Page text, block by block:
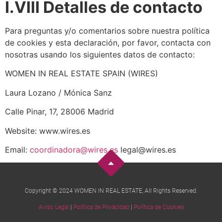
I.VIII Detalles de contacto
Para preguntas y/o comentarios sobre nuestra política
de cookies y esta declaración, por favor, contacta con
nosotras usando los siguientes datos de contacto:
WOMEN IN REAL ESTATE SPAIN (WIRES)
Laura Lozano / Mónica Sanz
Calle Pinar, 17, 28006 Madrid
Website: www.wires.es
Email: coordinadora@wires.es legal@wires.es
Copyright © 2024 WOMEN IN REAL ESTATE, All Rights Reserved.
Aviso Legal | Política de Privacidad | Política de Cookies